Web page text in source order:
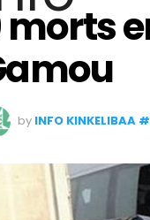
morts
by INFO KINKELIBAA